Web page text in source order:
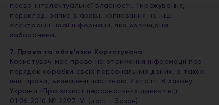
право інтелектуальної власності. Тиражування,
переклад, запис в архіві, копіювання на інші
електронні носії інформації, яка розміщена,
заборонена.
7. Права та обов’язки Користувача
Користувач має право на отримання інформації про
порядок обробки своїх персональних даних, а також
інші права, визначені частиною 2 статті 8 Закону
України «Про захист персональних даних» від
01.06.2010 № 2297-VI (далі – Закон).